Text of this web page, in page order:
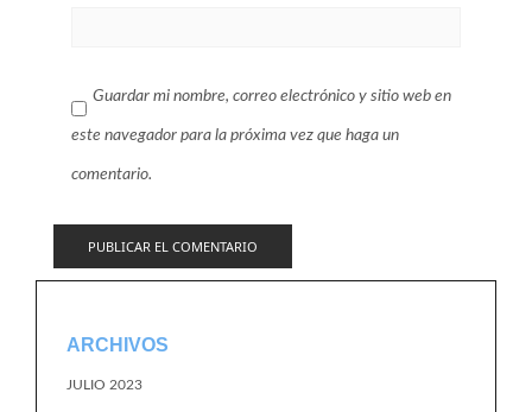
Guardar mi nombre, correo electrónico y sitio web en
este navegador para la próxima vez que haga un
comentario.
ARCHIVOS
JULIO 2023